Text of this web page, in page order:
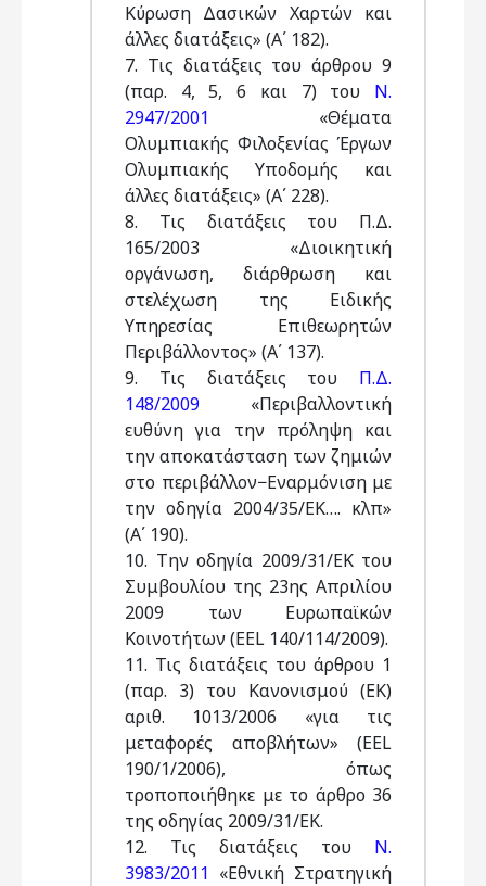
Κύρωση Δασικών Χαρτών και
άλλες διατάξεις» (Α΄ 182).
7. Τις διατάξεις του άρθρου 9
(παρ. 4, 5, 6 και 7) του Ν.
2947/2001 «Θέματα
Ολυμπιακής Φιλοξενίας Έργων
Ολυμπιακής Υποδομής και
άλλες διατάξεις» (Α΄ 228).
8. Τις διατάξεις του Π.Δ.
165/2003 «Διοικητική
οργάνωση, διάρθρωση και
στελέχωση της Ειδικής
Υπηρεσίας Επιθεωρητών
Περιβάλλοντος» (Α΄ 137).
9. Τις διατάξεις του Π.Δ.
148/2009 «Περιβαλλοντική
ευθύνη για την πρόληψη και
την αποκατάσταση των ζημιών
στο περιβάλλον−Εναρμόνιση με
την οδηγία 2004/35/ΕΚ…. κλπ»
(Α΄ 190).
10. Την οδηγία 2009/31/ΕΚ του
Συμβουλίου της 23ης Απριλίου
2009 των Ευρωπαϊκών
Κοινοτήτων (EEL 140/114/2009).
11. Τις διατάξεις του άρθρου 1
(παρ. 3) του Κανονισμού (ΕΚ)
αριθ. 1013/2006 «για τις
μεταφορές αποβλήτων» (EEL
190/1/2006), όπως
τροποποιήθηκε με το άρθρο 36
της οδηγίας 2009/31/ΕΚ.
12. Τις διατάξεις του Ν.
3983/2011 «Εθνική Στρατηγική